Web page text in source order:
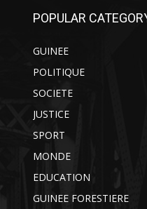
POPULAR
GUINEE
POLITIQUE
SOCIETE
JUSTICE
SPORT
MONDE
EDUCATION
GUINEE FORESTIERE